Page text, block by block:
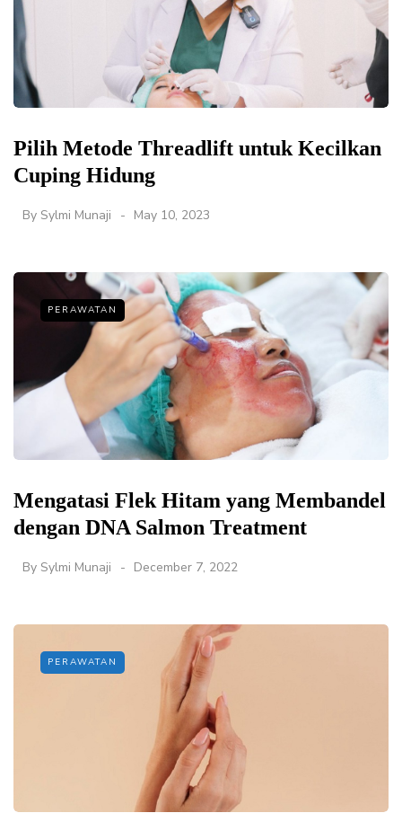
Pilih Metode Threadlift untuk Kecilkan
Cuping Hidung
By Sylmi Munaji May 10, 2023
PERAWATAN
Mengatasi Flek Hitam yang Membandel
dengan DNA Salmon Treatment
By Sylmi Munaji December 7, 2022
PERAWATAN